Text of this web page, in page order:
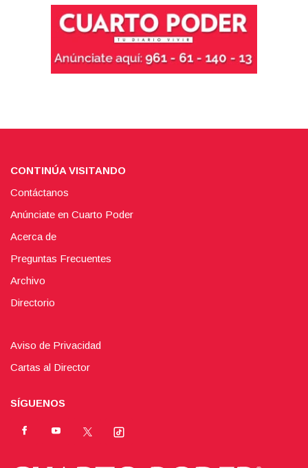
CONTINÚA VISITANDO
Contáctanos
Anúnciate en Cuarto Poder
Acerca de
Preguntas Frecuentes
Archivo
Directorio
Aviso de Privacidad
Cartas al Director
SÍGUENOS